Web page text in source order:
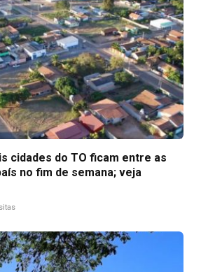
cidades do TO ficam entre as
no fim de semana; veja